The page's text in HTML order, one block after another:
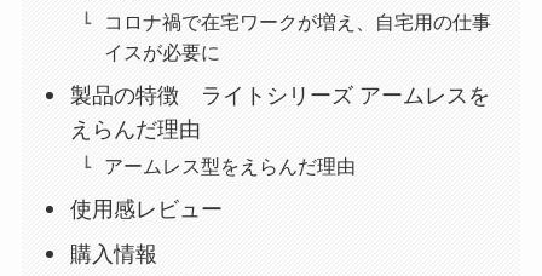
コロナ禍で在宅ワークが増え、自宅用の仕事
イスが必要に
製品の特徴 ライトシリーズ アームレスを
えらんだ理由
アームレス型をえらんだ理由
使用感レビュー
購入情報